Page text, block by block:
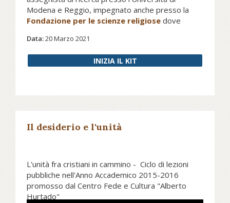
Modena e Reggio, impegnato anche presso la
Fondazione per le scienze religiose dove
Christianorum – Conciliorum Oecumenicorum
Generaliumque Decreta.
Data:20 Marzo 2021
INIZIA IL KIT
Il desiderio e l'unità
L'unità fra cristiani in cammino - Ciclo di lezioni
pubbliche nell'Anno Accademico 2015-2016
promosso dal Centro Fede e Cultura "Alberto
Hurtado"